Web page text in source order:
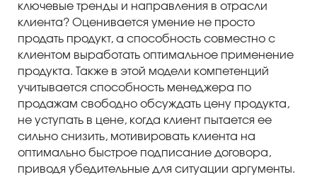
ключевые тренды и направления в отрасли
клиента? Оценивается умение не просто
продать продукт, а способность совместно с
клиентом выработать оптимальное применение
продукта. Также в этой модели компетенций
учитывается способность менеджера по
продажам свободно обсуждать цену продукта,
не уступать в цене, когда клиент пытается ее
сильно снизить, мотивировать клиента на
оптимально быстрое подписание договора,
приводя убедительные для ситуации аргументы.